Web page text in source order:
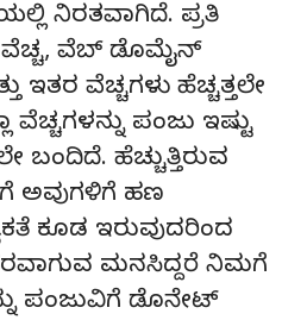
ನಿರತವಾಗಿದೆ. ಪ್ರತಿ
ವೆಬ್‌ ಡೊಮೈನ್‌
ಇತರ ವೆಚ್ಚಗಳು ಹೆಚ್ಚತ್ತಲೇ
ಪಂಜು ಇಷ್ಟು
ಬಂದಿದೆ. ಹೆಚ್ಚುತ್ತಿರುವ
ಅವುಗಳಿಗೆ ಹಣ
ಕೂಡ ಇರುವುದರಿಂದ
ಮನಸಿದ್ದರೆ ನಿಮಗೆ
ಪಂಜುವಿಗೆ ಡೊನೇಟ್‌